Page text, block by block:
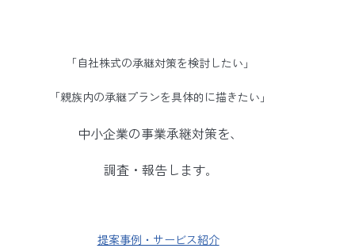
「自社株式の承継対策を検討したい」
「親族内の承継プランを具体的に描きたい」
中小企業の事業承継対策を、
調査・報告します。
提案事例・サービス紹介